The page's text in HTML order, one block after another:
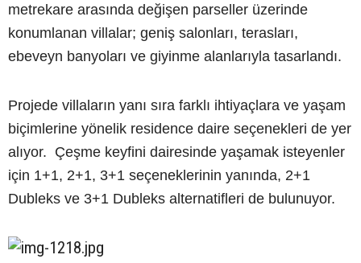
metrekare arasında değişen parseller üzerinde
konumlanan villalar; geniş salonları, terasları,
ebeveyn banyoları ve giyinme alanlarıyla tasarlandı.
Projede villaların yanı sıra farklı ihtiyaçlara ve yaşam
biçimlerine yönelik residence daire seçenekleri de yer
alıyor. Çeşme keyfini dairesinde yaşamak isteyenler
için 1+1, 2+1, 3+1 seçeneklerinin yanında, 2+1
Dubleks ve 3+1 Dubleks alternatifleri de bulunuyor.